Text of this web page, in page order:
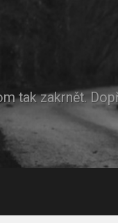
tak zakrnět.